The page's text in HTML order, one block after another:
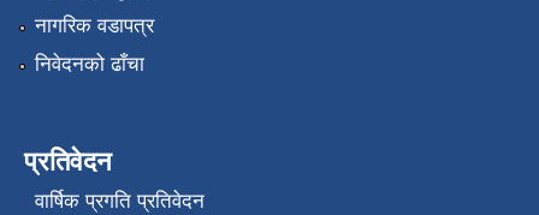
नागरिक वडापत्र
निवेदनको ढाँचा
प्रतिवेदन
वार्षिक प्रगति प्रतिवेदन